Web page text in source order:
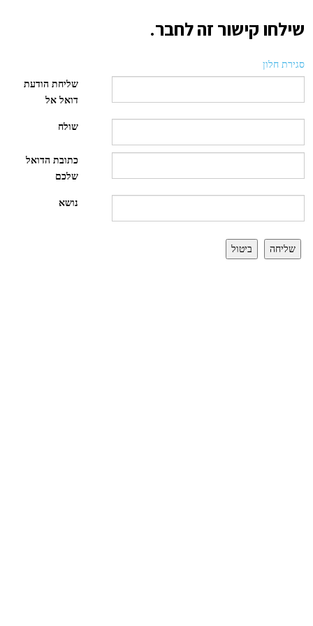
שילחו קישור זה לחבר.
סגירת חלון
שליחת הודעת
דואל אל
שולח
כתובת הדואל
שלכם
נושא
שליחה ביטול